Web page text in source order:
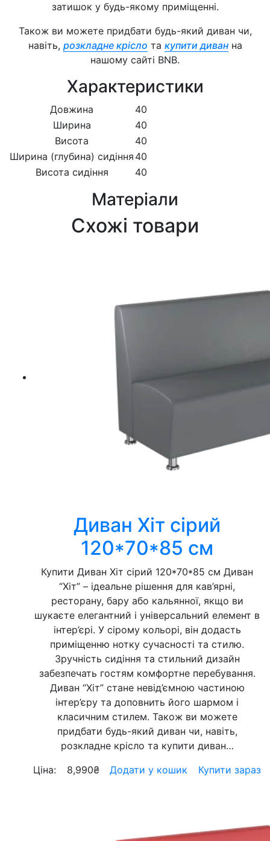
затишок у будь-якому приміщенні.
Також ви можете придбати будь-який диван чи,
навіть, розкладне крісло та купити диванна
нашому сайті BNB.
Характеристики
Довжина
40
Ширина
40
Висота
40
Ширина (глубина) сидіння 40
Висота сидіння
40
Матеріали
Схожі товари
Диван Хіт сірий
120*70*85 см
Купити Диван Хіт сірий 120*70*85 см Диван
“Хіт” – ідеальне рішення для кав’ярні,
ресторану, бару або кальянної, якщо ви
шукаєте елегантний і універсальний елемент в
інтер’єрі. У сірому кольорі, він додасть
приміщенню нотку сучасності та стилю.
Зручність сидіння та стильний дизайн
забезпечать гостям комфортне перебування.
Диван “Хіт” стане невід’ємною частиною
інтер’єру та доповнить його шармом і
класичним стилем. Також ви можете
придбати будь-який диван чи, навіть,
розкладне крісло та купити диван…
Ціна:
8,990₴ Додати у кошик Купити зараз